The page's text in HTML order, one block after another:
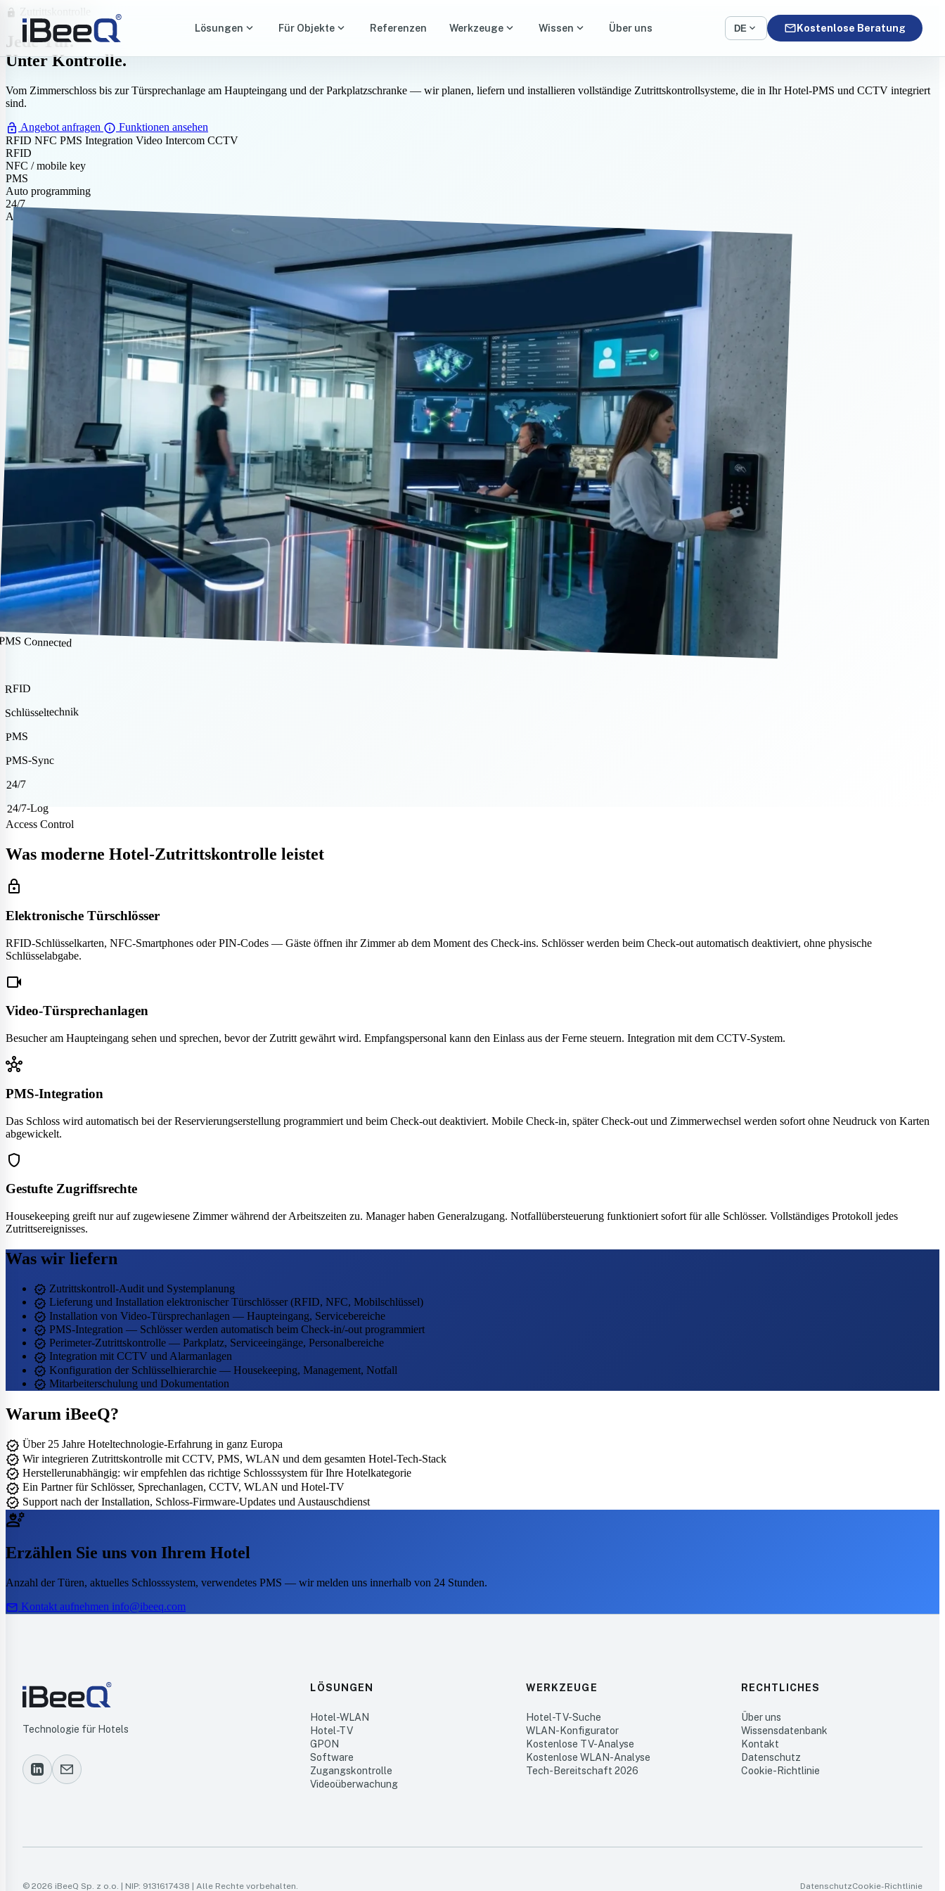
Lösungen expand_more Für Objekteexpand_more Referenzen Werkzeugeexpand_more Wissen expand_more Über uns DE expand_more mail Kostenlose Beratung
lock_open Zutrittskontrolle
Jede Tür.
Unter Kontrolle.
Vom Zimmerschloss bis zur Türsprechanlage am Haupteingang und der Parkplatzschranke — wir planen, liefern und installieren vollständige Zutrittskontrollsysteme, die in Ihr Hotel-PMS und CCTV integriert
sind.
lock_open Angebot anfragen info Funktionen ansehen
RFID NFC PMS Integration Video Intercom CCTV
RFID
NFC / mobile key
PMS
Auto programming
24/7
Access audit log
Connected
RFID
Schlüsseltechnik
PMS
PMS-Sync
24/7
24/7-Log
Access Control
Was moderne Hotel-Zutrittskontrolle leistet
lock
Elektronische Türschlösser
RFID-Schlüsselkarten, NFC-Smartphones oder PIN-Codes — Gäste öffnen ihr Zimmer ab dem Moment des Check-ins. Schlösser werden beim Check-out automatisch deaktiviert, ohne physische
Schlüsselabgabe.
videocam
Video-Türsprechanlagen
Besucher am Haupteingang sehen und sprechen, bevor der Zutritt gewährt wird. Empfangspersonal kann den Einlass aus der Ferne steuern. Integration mit dem CCTV-System.
hub
PMS-Integration
Das Schloss wird automatisch bei der Reservierungserstellung programmiert und beim Check-out deaktiviert. Mobile Check-in, später Check-out und Zimmerwechsel werden sofort ohne Neudruck von Karten
abgewickelt.
shield
Gestufte Zugriffsrechte
Housekeeping greift nur auf zugewiesene Zimmer während der Arbeitszeiten zu. Manager haben Generalzugang. Notfallübersteuerung funktioniert sofort für alle Schlösser. Vollständiges Protokoll jedes
Zutrittsereignisses.
Was wir liefern
verified Zutrittskontroll-Audit und Systemplanung
verified Lieferung und Installation elektronischer Türschlösser (RFID, NFC, Mobilschlüssel)
verified Installation von Video-Türsprechanlagen — Haupteingang, Servicebereiche
verified PMS-Integration — Schlösser werden automatisch beim Check-in/-out programmiert
verified Perimeter-Zutrittskontrolle — Parkplatz, Serviceeingänge, Personalbereiche
verified Integration mit CCTV und Alarmanlagen
verified Konfiguration der Schlüsselhierarchie — Housekeeping, Management, Notfall
verified Mitarbeiterschulung und Dokumentation
Warum iBeeQ?
verified Über 25 Jahre Hoteltechnologie-Erfahrung in ganz Europa
verified Wir integrieren Zutrittskontrolle mit CCTV, PMS, WLAN und dem gesamten Hotel-Tech-Stack
verified Herstellerunabhängig: wir empfehlen das richtige Schlosssystem für Ihre Hotelkategorie
verified Ein Partner für Schlösser, Sprechanlagen, CCTV, WLAN und Hotel-TV
verified Support nach der Installation, Schloss-Firmware-Updates und Austauschdienst
engineering
Erzählen Sie uns von Ihrem Hotel
Anzahl der Türen, aktuelles Schlosssystem, verwendetes PMS — wir melden uns innerhalb von 24 Stunden.
mail Kontakt aufnehmen info@ibeeq.com
Technologie für Hotels
LÖSUNGEN
Hotel-WLAN
Hotel-TV
GPON
Software
Zugangskontrolle
Videoüberwachung
WERKZEUGE
Hotel-TV-Suche
WLAN-Konfigurator
Kostenlose TV-Analyse
Kostenlose WLAN-Analyse
Tech-Bereitschaft 2026
RECHTLICHES
Über uns
Wissensdatenbank
Kontakt
Datenschutz
Cookie-Richtlinie
© 2026 iBeeQ Sp. z o.o. | NIP: 9131617438 | Alle Rechte vorbehalten. DatenschutzCookie-Richtlinie